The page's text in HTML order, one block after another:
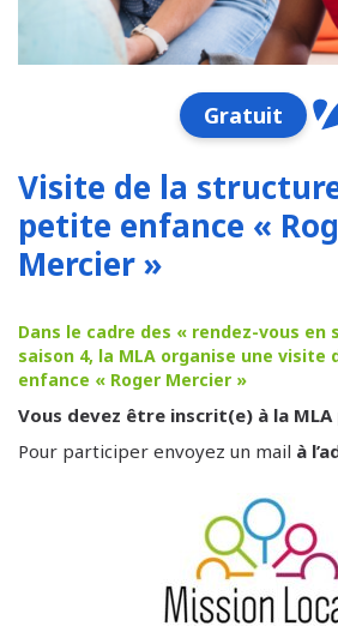
Gratuit
Visite de la
petite enfance «
Mercier »
Dans le cadre des « rendez-vous en
saison 4, la MLA organise une
enfance « Roger Mercier »
Vous devez être inscrit(e) à la
Pour participer envoyez un mail à